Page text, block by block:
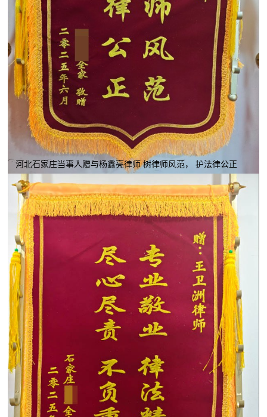
河北石家庄当事人赠与杨鑫亮律师 树律师风范， 护法律公正